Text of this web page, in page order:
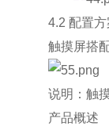
4.2 配置
触摸屏搭
说明：触
产品概述